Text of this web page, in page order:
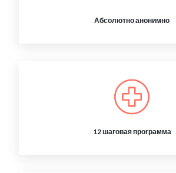
Абсолютно анонимно
12 шаговая программа